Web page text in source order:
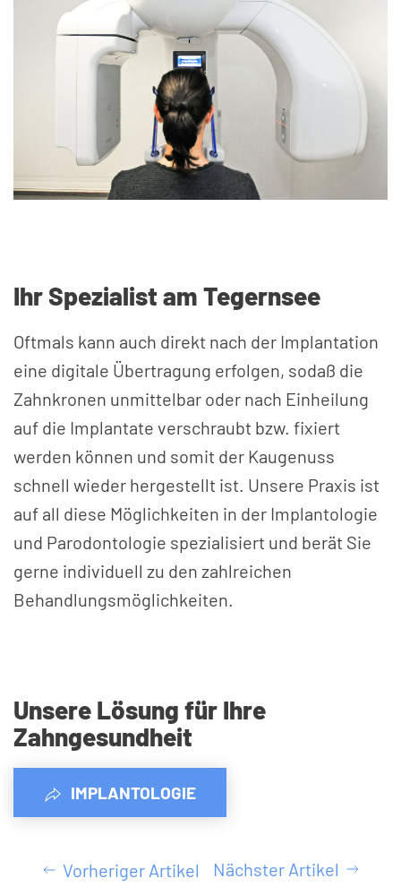
Ihr Spezialist am Tegernsee
Oftmals kann auch direkt nach der Implantation
eine digitale Übertragung erfolgen, sodaß die
Zahnkronen unmittelbar oder nach Einheilung
auf die Implantate verschraubt bzw. fixiert
werden können und somit der Kaugenuss
schnell wieder hergestellt ist. Unsere Praxis ist
auf all diese Möglichkeiten in der Implantologie
und Parodontologie spezialisiert und berät Sie
gerne individuell zu den zahlreichen
Behandlungs­möglichkeiten.
Unsere Lösung für Ihre
Zahngesundheit
IMPLANTOLOGIE
Vorheriger Artikel Nächster Artikel